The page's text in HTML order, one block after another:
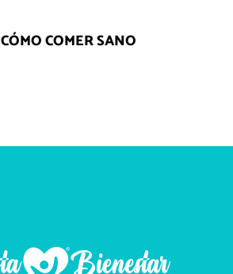
CÓMO COMER SANO